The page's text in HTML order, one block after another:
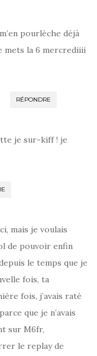
pourlèche déjà
mets la 6 mercrediiii
RÉPONDRE
je sur-kiff ! je
mais je voulais
de pouvoir enfin
le temps que je
fois, ta
fois, j’avais raté
que je n’avais
sur M6fr,
le replay de